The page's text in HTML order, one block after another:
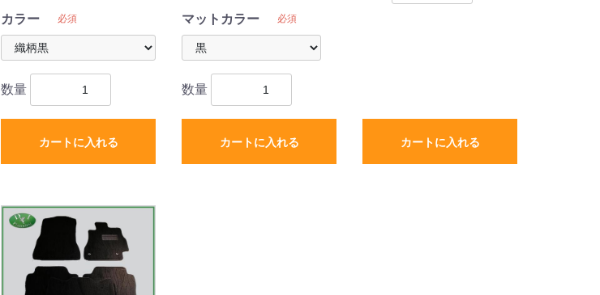
カラー 必須
数量
カートに入れる
マットカラー 必須
数量
カートに入れる カートに入れる